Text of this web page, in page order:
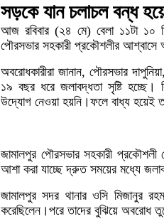
সড়কে যান চলাচল বন্ধ
আজ রবিবার (২৪ মে) বেলা ১১টা ১০
পৌরসভার সহকারী প্রকৌশলীর আশ্বাসে
অবরোধকারীরা জানান, পৌরসভার
১৯ বছর ধরে জলাবদ্ধতা সৃষ্টি হচ্ছে।
উদ্যোগ নেওয়া হয়নি।ফলে বাধ্য হয়েই
জামালপুর পৌরসভার সহকারী
আশা করা যাচ্ছে দ্রুত সময়ের মধ্যে
জামালপুর সদর থানার ওসি মিজানুর
করেছিলেন।পরে তাদের বুঝিয়ে অবরোধ